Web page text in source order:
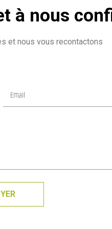
à nous
et nous vous recontactons